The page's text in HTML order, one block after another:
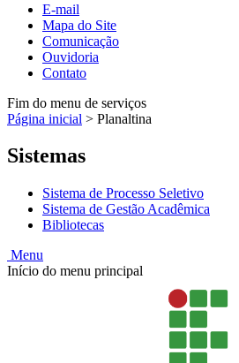
E-mail
Mapa do Site
Comunicação
Ouvidoria
Contato
Fim do menu de serviços
Página inicial > Planaltina
Sistemas
Sistema de Processo Seletivo
Sistema de Gestão Acadêmica
Bibliotecas
Menu
Início do menu principal